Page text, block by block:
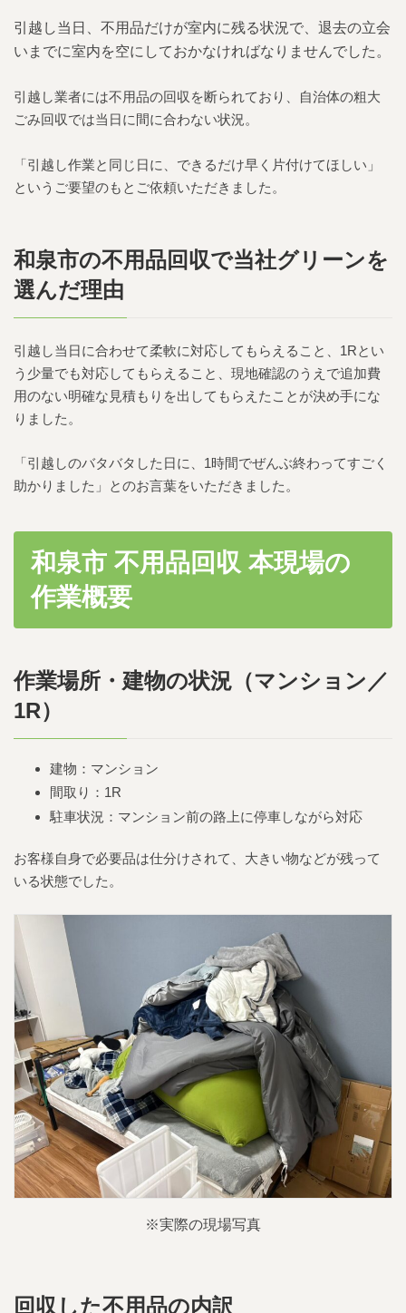
引越し当日、不用品だけが室内に残る状況で、退去の立会
いまでに室内を空にしておかなければなりませんでした。
引越し業者には不用品の回収を断られており、自治体の粗大
ごみ回収では当日に間に合わない状況。
「引越し作業と同じ日に、できるだけ早く片付けてほしい」
というご要望のもとご依頼いただきました。
和泉市の不用品回収で当社グリーンを
選んだ理由
引越し当日に合わせて柔軟に対応してもらえること、1Rとい
う少量でも対応してもらえること、現地確認のうえで追加費
用のない明確な見積もりを出してもらえたことが決め手にな
りました。
「引越しのバタバタした日に、1時間でぜんぶ終わってすごく
助かりました」とのお言葉をいただきました。
和泉市 不用品回収 本現場の
作業概要
作業場所・建物の状況（マンション／
1R）
建物：マンション
間取り：1R
駐車状況：マンション前の路上に停車しながら対応
お客様自身で必要品は仕分けされて、大きい物などが残って
いる状態でした。
※実際の現場写真
回収した不用品の内訳